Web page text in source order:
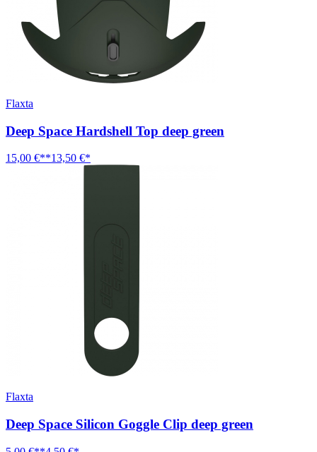
Flaxta
Deep Space Hardshell Top deep green
15,00 €**13,50 €*
Flaxta
Deep Space Silicon Goggle Clip deep green